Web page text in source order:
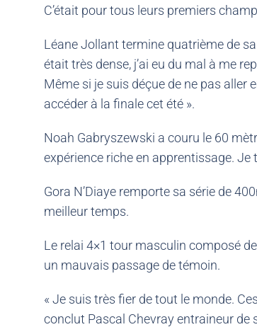
C’était pour tous leurs premiers
Léane Jollant termine quatrième de
était très dense, j’ai eu du mal à me
Même si je suis déçue de ne pas aller
accéder à la finale cet été ».
Noah Gabryszewski a couru le 60
expérience riche en apprentissage. Je
Gora N’Diaye remporte sa série de
meilleur temps.
Le relai 4×1 tour masculin composé
un mauvais passage de témoin.
« Je suis très fier de tout le monde.
conclut Pascal Chevray entraineur de